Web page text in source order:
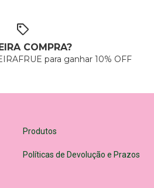
COMPRA?
para ganhar 10% OFF
Produtos
Políticas de Devolução e Prazos